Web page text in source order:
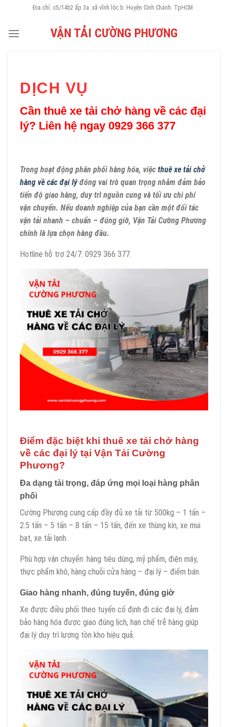
content
Địa chỉ: c5/14b2 ấp 3a .xã vĩnh lộc b. Huyện Cình Chánh. TpHCM
VẬN TẢI CƯỜNG PHƯƠNG
DỊCH VỤ
Cần thuê xe tải chở hàng về các đại
lý? Liên hệ ngay 0929 366 377
Trong hoạt động phân phối hàng hóa, việc thuê xe tải chở
hàng về các đại lýđóng vai trò quan trọng nhằm đảm bảo
tiến độ giao hàng, duy trì nguồn cung và tối ưu chi phí
vận chuyển. Nếu doanh nghiệp của bạn cần một đối tác
vận tải nhanh – chuẩn – đúng giờ, Vận Tải Cường Phương
chính là lựa chọn hàng đầu.
Hotline hỗ trợ 24/7: 0929 366 377.
Điểm đặc biệt khi thuê xe tải chở hàng
về các đại lý tại Vận Tải Cường
Phương?
Đa dạng tải trọng, đáp ứng mọi loại hàng phân
phối
Cường Phương cung cấp đầy đủ xe tải từ 500kg – 1 tấn –
2.5 tấn – 5 tấn – 8 tấn – 15 tấn, đến xe thùng kín, xe mui
bạt, xe tải lạnh.
Phù hợp vận chuyển: hàng tiêu dùng, mỹ phẩm, điện máy,
thực phẩm khô, hàng chuỗi cửa hàng – đại lý – điểm bán.
Giao hàng nhanh, đúng tuyến, đúng giờ
Xe được điều phối theo tuyến cố định đi các đại lý, đảm
bảo hàng hóa được giao đúng lịch, hạn chế trễ hàng giúp
đại lý duy trì lượng tồn kho hiệu quả.